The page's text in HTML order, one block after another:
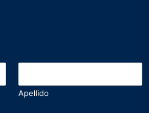
Apellido